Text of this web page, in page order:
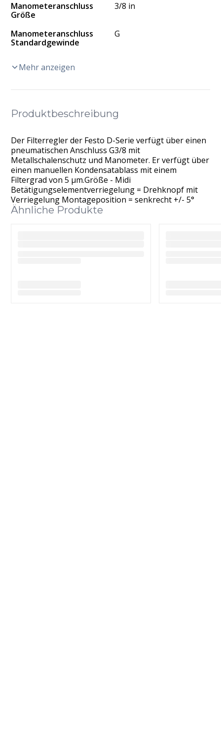
Manometeranschluss
Größe
3/8 in
Manometeranschluss
Standardgewinde
G
Mehr anzeigen
Produktbeschreibung
Der Filterregler der Festo D-Serie verfügt über einen
pneumatischen Anschluss G3/8 mit
Metallschalenschutz und Manometer. Er verfügt über
einen manuellen Kondensatablass mit einem
Filtergrad von 5 μm.Größe - Midi
Betätigungselementverriegelung = Drehknopf mit
Verriegelung Montageposition = senkrecht +/- 5°
Ähnliche Produkte